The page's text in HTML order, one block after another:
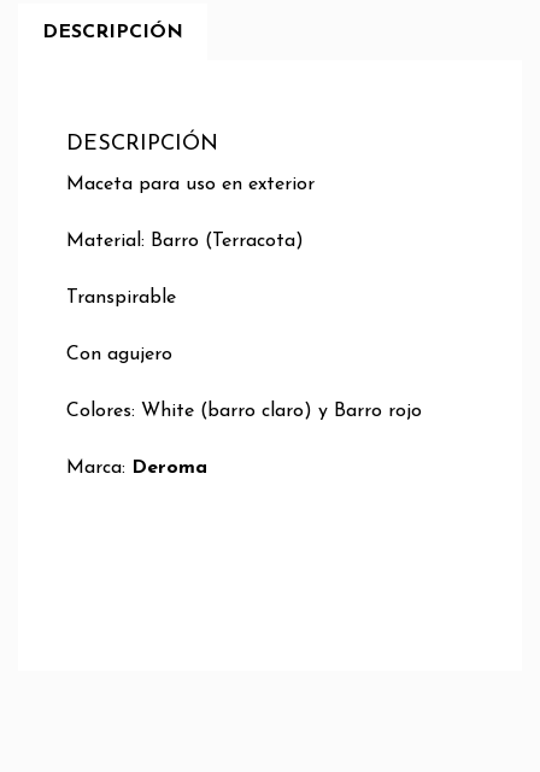
DESCRIPCIÓN
DESCRIPCIÓN
Maceta para uso en exterior
Material: Barro (Terracota)
Transpirable
Con agujero
Colores: White (barro claro) y Barro rojo
Marca: Deroma